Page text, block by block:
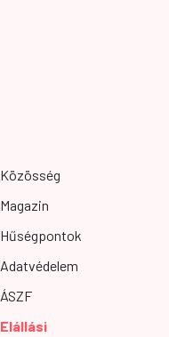
Közösség
Magazin
Hűségpontok
Adatvédelem
ÁSZF
Elállási